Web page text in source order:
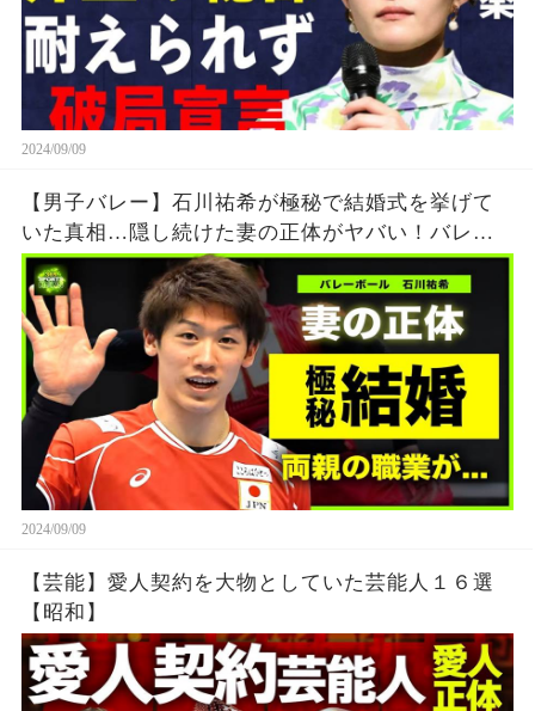
2024/09/09
【男子バレー】石川祐希が極秘で結婚式を挙げて
いた真相…隠し続けた妻の正体がヤバい！バレー
ボール日本代表のエースを育てた両親の職業と
は….
2024/09/09
【芸能】愛人契約を大物としていた芸能人１６選
【昭和】